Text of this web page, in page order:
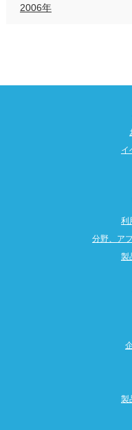
2006年
イ
利
分野、ア
製
製